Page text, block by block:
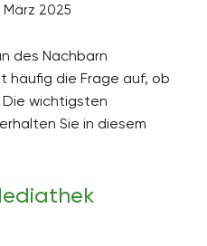
2025
des Nachbarn
häufig die Frage auf, ob
wichtigsten
Sie in diesem